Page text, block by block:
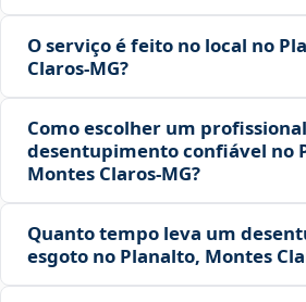
O serviço é feito no local no
Claros‑MG?
Como escolher um
desentupimento confiável no
Montes Claros‑MG?
Quanto tempo leva um
esgoto no Planalto, Montes